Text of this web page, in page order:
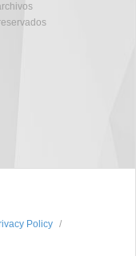
Policy